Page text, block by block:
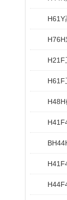
H61Y
H21F
H61F